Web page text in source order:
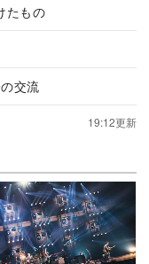
たもの
交流
19:12更新